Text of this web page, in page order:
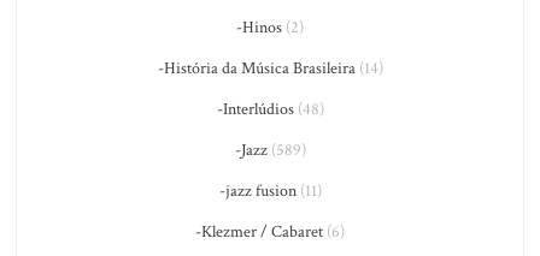
-Hinos (2)
-História da Música Brasileira(14)
-Interlúdios(48)
-Jazz(589)
-jazz fusion(11)
-Klezmer / Cabaret (6)